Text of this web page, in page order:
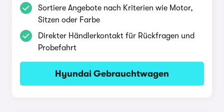
Sortiere Angebote nach Kriterien wie Motor,
Sitzen oder Farbe
Direkter Händlerkontakt für Rückfragen und
Probefahrt
Hyundai Gebrauchtwagen